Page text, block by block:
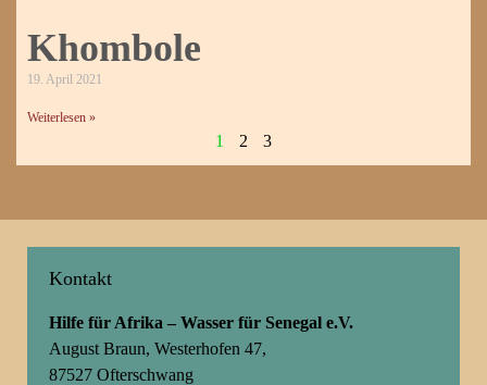
Khombole
19. April 2021
Weiterlesen »
1 2 3
Kontakt
Hilfe für Afrika – Wasser für Senegal e.V.
August Braun, Westerhofen 47,
87527 Ofterschwang